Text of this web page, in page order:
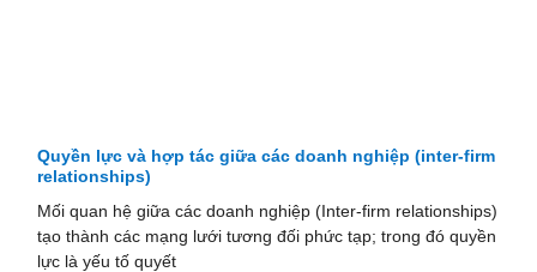
Quyền lực và hợp tác giữa các doanh nghiệp (inter-firm
relationships)
Mối quan hệ giữa các doanh nghiệp (Inter-firm relationships)
tạo thành các mạng lưới tương đối phức tạp; trong đó quyền
lực là yếu tố quyết